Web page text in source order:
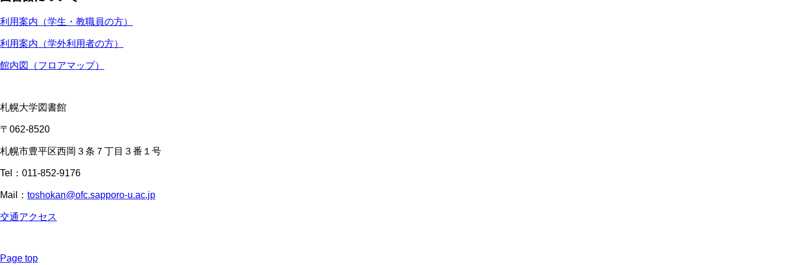
利用案内（学生・教職員の方）
利用案内（学外利用者の方）
館内図（フロアマップ）
札幌大学図書館
〒062-8520
札幌市豊平区西岡３条７丁目３番１号
Tel：011-852-9176
Mail： toshokan@ofc.sapporo-u.ac.jp
交通アクセス
Page top